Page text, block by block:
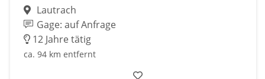
Lautrach
Gage: auf Anfrage
12 Jahre tätig
ca. 94 km entfernt